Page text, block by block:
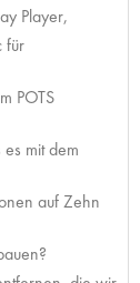
Player,
für
POTS
mit dem
auf Zehn